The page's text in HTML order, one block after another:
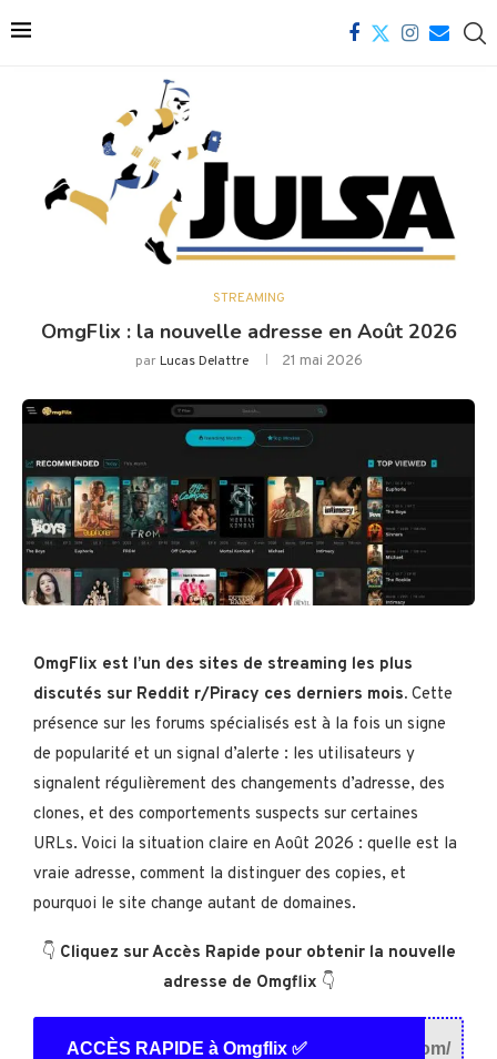
STREAMING
OmgFlix : la nouvelle adresse en Août 2026
parLucas Delattre 21 mai 2026
OmgFlix est l’un des sites de streaming les plus
discutés sur Reddit r/Piracy ces derniers mois. Cette
présence sur les forums spécialisés est à la fois un signe
de popularité et un signal d’alerte : les utilisateurs y
signalent régulièrement des changements d’adresse, des
clones, et des comportements suspects sur certaines
URLs. Voici la situation claire en Août 2026 : quelle est la
vraie adresse, comment la distinguer des copies, et
pourquoi le site change autant de domaines.
👇 Cliquez sur Accès Rapide pour obtenir la nouvelle
adresse de Omgflix 👇
ACCÈS RAPIDE à Omgflix ✅ om/